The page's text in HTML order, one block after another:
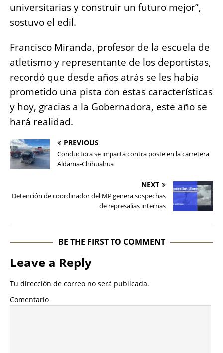
universitarias y construir un futuro mejor”,
sostuvo el edil.
Francisco Miranda, profesor de la escuela de
atletismo y representante de los deportistas,
recordó que desde años atrás se les había
prometido una pista con estas características
y hoy, gracias a la Gobernadora, este año se
hará realidad.
PREVIOUS
Conductora se impacta contra poste en la carretera
Aldama-Chihuahua
NEXT
Detención de coordinador del MP genera sospechas
de represalias internas
BE THE FIRST TO COMMENT
Leave a Reply
Tu dirección de correo no será publicada.
Comentario